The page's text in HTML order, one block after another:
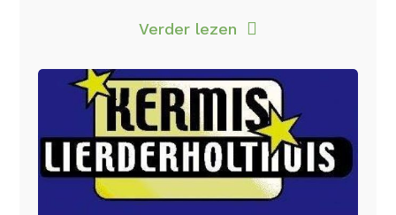
Verder lezen